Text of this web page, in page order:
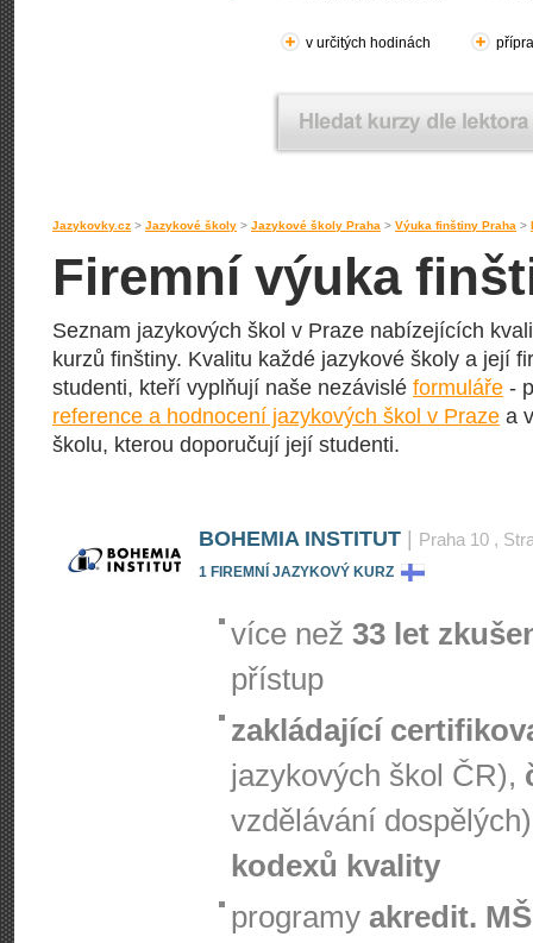
v určitých hodinách
Jazykovky.cz > Jazykové školy > Jazykové školy Praha > Výuka finštiny Praha >
Firemní výuka
Seznam jazykových škol v Praze nabízejících
kurzů finštiny. Kvalitu každé jazykové školy a její
studenti, kteří vyplňují naše nezávislé formuláře -
reference a hodnocení jazykových škol v Praze a
školu, kterou doporučují její studenti.
BOHEMIA INSTITUT Praha 10 ,
1 FIREMNÍ JAZYKOVÝ KURZ
více než 33 let
přístup
zakládající
jazykových škol ČR),
vzdělávání
kodexů kvality
programy akredit.